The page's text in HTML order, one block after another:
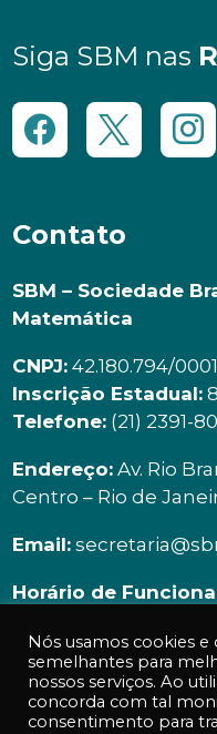
Siga SBM nas
Contato
SBM – Sociedade
Matemática
CNPJ: 42.180.794/
Inscrição Estadual:
Telefone: (21) 2391-
Endereço: Av. Rio
Centro – Rio de
Email:
Horário de
Nós usamos cookies
semelhantes para
nossos serviços. Ao
concorda com tal
consentimento para